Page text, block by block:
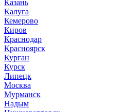
Казань
Калуга
Кемерово
Киров
Краснодар
Красноярск
Курган
Курск
Липецк
Москва
Мурманск
Надым